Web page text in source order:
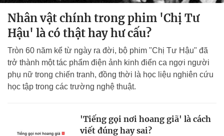
Nhân vật chính trong phim 'Chị Tư
Hậu' là có thật hay hư cấu?
Tròn 60 năm kể từ ngày ra đời, bộ phim "Chị Tư Hậu" đã
trở thành một tác phẩm điện ảnh kinh điển ca ngợi người
phụ nữ trong chiến tranh, đồng thời là học liệu nghiên cứu
học tập trong các trường nghệ thuật.
'Tiếng gọi nơi hoang giã' là cách
viết đúng hay sai?